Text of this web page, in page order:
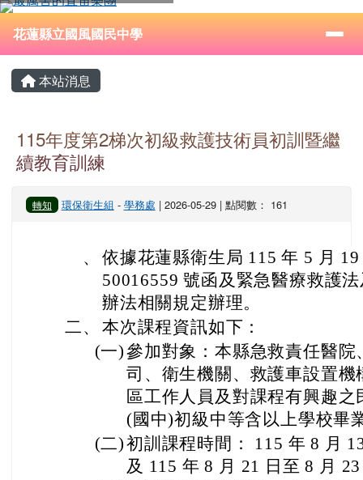
跳至主內容區
花蓮縣立國風國民中學
⏸
導覽列
花蓮縣立國風國民中學
主內容區域
本站消息
115年度第2梯次初級救護技術員初訓暨繼
續教育訓練
轉知 環保衛生組 - 學務處 | 2026-05-29 | 點閱數： 161
、 依據花蓮縣衛生局 115 年 5 月
50016559 號函及緊急醫療救護
辦法相關規定辦理。
二、 本次課程資訊如下：
(一)參加對象：本縣急救責任醫院
司、衛生機關、救護車設置機
區工作人員及對課程有興趣之
(國中)初級中等含以上學校畢
(二)初訓課程時間： 115 年 8 月
及 115 年 8 月 21 日至 8 月
頁尾區域